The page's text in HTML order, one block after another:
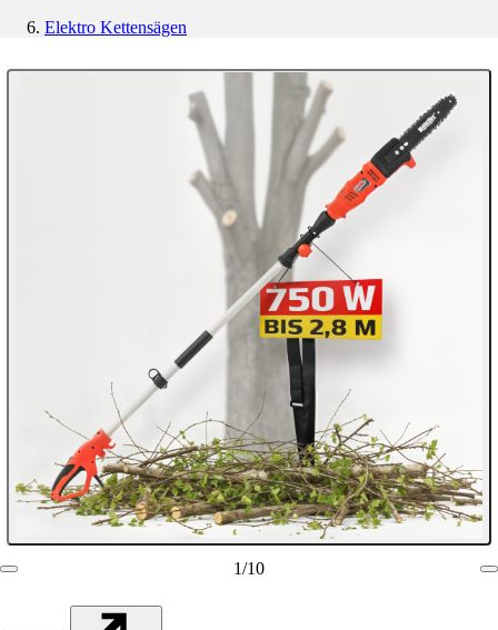
Elektro Kettensägen
1/10